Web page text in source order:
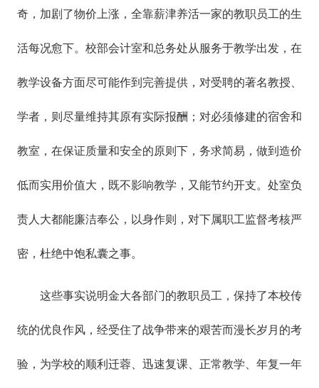
奇，加剧了物价上涨，全靠薪津养活一家的教职员工的生
活每况愈下。校部会计室和总务处从服务于教学出发，在
教学设备方面尽可能作到完善提供，对受聘的著名教授、
学者，则尽量维持其原有实际报酬；对必须修建的宿舍和
教室，在保证质量和安全的原则下，务求简易，做到造价
低而实用价值大，既不影响教学，又能节约开支。处室负
责人大都能廉洁奉公，以身作则，对下属职工监督考核严
密，杜绝中饱私囊之事。
这些事实说明金大各部门的教职员工，保持了本校传
统的优良作风，经受住了战争带来的艰苦而漫长岁月的考
验，为学校的顺利迁蓉、迅速复课、正常教学、年复一年